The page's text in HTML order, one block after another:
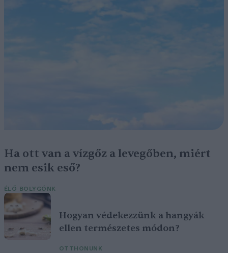
Ha ott van a vízgőz a levegőben, miért
nem esik eső?
ÉLŐ BOLYGÓNK
Hogyan védekezzünk a hangyák
ellen természetes módon?
OTTHONUNK